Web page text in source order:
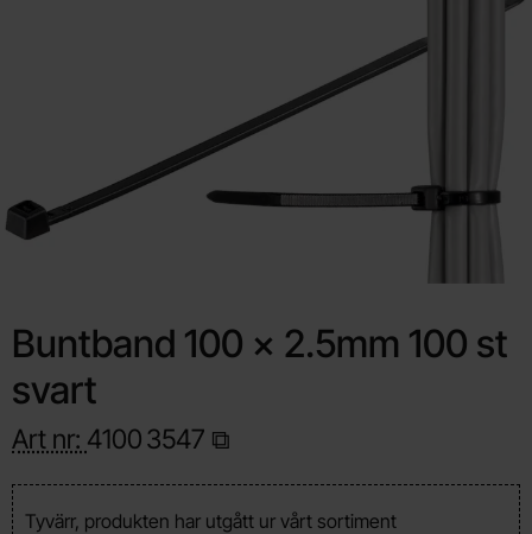
Buntband 100 x 2.5mm 100 st
svart
Art nr: 41003547
Tyvärr, produkten har utgått ur vårt sortiment